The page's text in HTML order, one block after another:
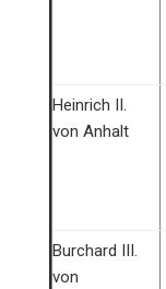
Heinrich II.
von Anhalt
Burchard III.
von